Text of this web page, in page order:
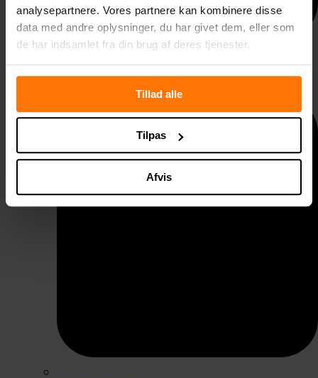
analysepartnere. Vores partnere kan kombinere disse
data med andre oplysninger, du har givet dem, eller som
de har indsamlet fra din brug af deres tjenester.
Tillad alle
Tilpas
Afvis
Taggelænder